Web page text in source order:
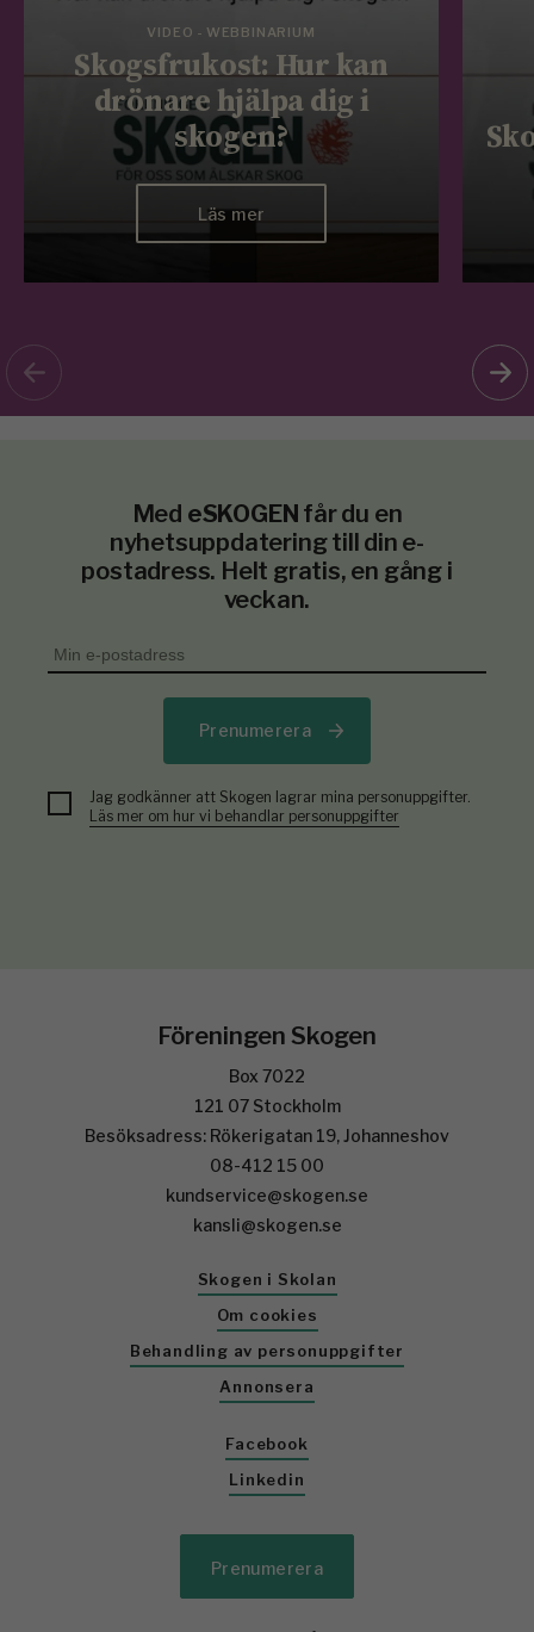
VIDEO - WEBBINARIUM
Skogsfrukost: Hur kan
drönare hjälpa dig i
skogen?
Läs mer
Med eSKOGEN får du en
nyhetsuppdatering till din e-
postadress. Helt gratis, en gång i
veckan.
Prenumerera
Jag godkänner att Skogen lagrar mina personuppgifter.
Läs mer om hur vi behandlar personuppgifter
Föreningen Skogen
Box 7022
121 07 Stockholm
Besöksadress: Rökerigatan 19, Johanneshov
08-412 15 00
kundservice@skogen.se
kansli@skogen.se
Skogen i Skolan
Om cookies
Behandling av personuppgifter
Annonsera
Facebook
Linkedin
Prenumerera